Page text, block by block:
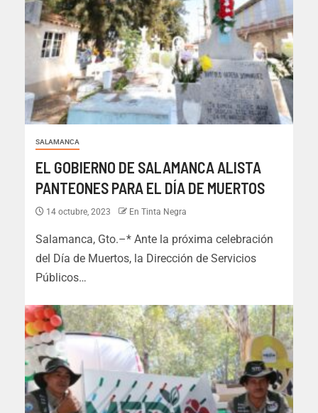
SALAMANCA
EL GOBIERNO DE SALAMANCA ALISTA
PANTEONES PARA EL DÍA DE MUERTOS
14 octubre, 2023 En Tinta Negra
Salamanca, Gto.–* Ante la próxima celebración
del Día de Muertos, la Dirección de Servicios
Públicos…